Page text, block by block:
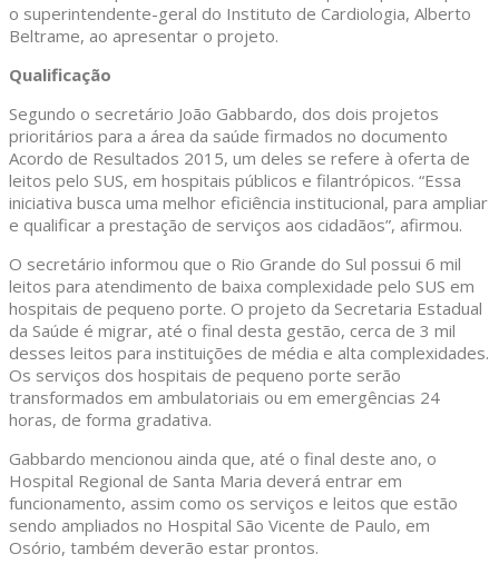
o superintendente-geral do Instituto de Cardiologia, Alberto
Beltrame, ao apresentar o projeto.
Qualificação
Segundo o secretário João Gabbardo, dos dois projetos
prioritários para a área da saúde firmados no documento
Acordo de Resultados 2015, um deles se refere à oferta de
leitos pelo SUS, em hospitais públicos e filantrópicos. “Essa
iniciativa busca uma melhor eficiência institucional, para ampliar
e qualificar a prestação de serviços aos cidadãos”, afirmou.
O secretário informou que o Rio Grande do Sul possui 6 mil
leitos para atendimento de baixa complexidade pelo SUS em
hospitais de pequeno porte. O projeto da Secretaria Estadual
da Saúde é migrar, até o final desta gestão, cerca de 3 mil
desses leitos para instituições de média e alta complexidades.
Os serviços dos hospitais de pequeno porte serão
transformados em ambulatoriais ou em emergências 24
horas, de forma gradativa.
Gabbardo mencionou ainda que, até o final deste ano, o
Hospital Regional de Santa Maria deverá entrar em
funcionamento, assim como os serviços e leitos que estão
sendo ampliados no Hospital São Vicente de Paulo, em
Osório, também deverão estar prontos.